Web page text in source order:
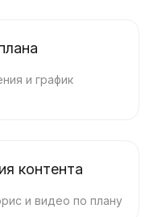
и график
контента
и видео по плану